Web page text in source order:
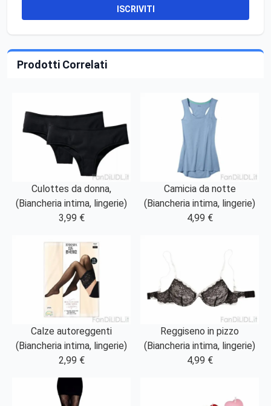
ISCRIVITI
Prodotti Correlati
Culottes da donna,
(Biancheria intima, lingerie)
3,99 €
Camicia da notte
(Biancheria intima, lingerie)
4,99 €
Calze autoreggenti
(Biancheria intima, lingerie)
2,99 €
Reggiseno in pizzo
(Biancheria intima, lingerie)
4,99 €